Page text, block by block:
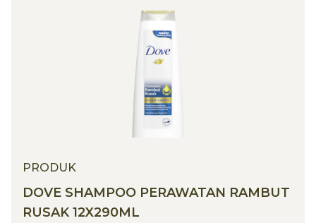
PRODUK
DOVE SHAMPOO PERAWATAN RAMBUT
RUSAK 12X290ML